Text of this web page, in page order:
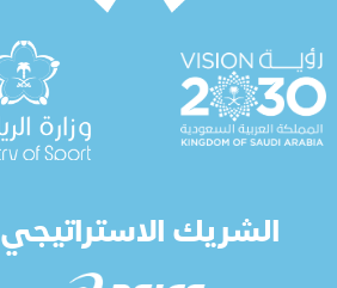
الشريك الاستراتيجي